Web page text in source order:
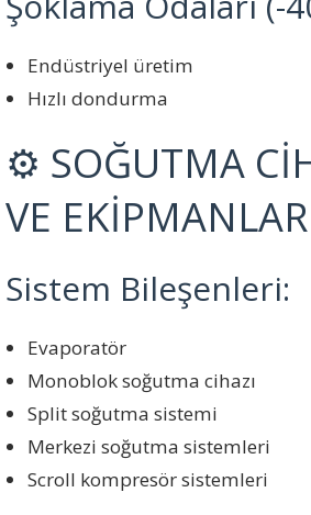
Endüstriyel üretim
Hızlı dondurma
⚙️ SOĞUTMA
VE
Sistem Bileşenleri:
Evaporatör
Monoblok soğutma cihazı
Split soğutma sistemi
Merkezi soğutma sistemleri
Scroll kompresör sistemleri